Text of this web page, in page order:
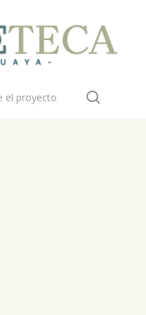
el proyecto